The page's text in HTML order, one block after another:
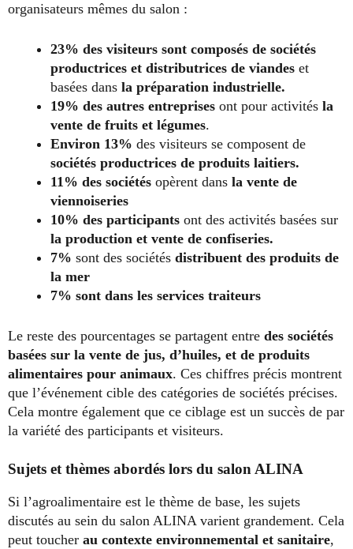
organisateurs mêmes du salon :
23% des visiteurs sont composés de sociétés
productrices et distributrices de viandes et
basées dans la préparation industrielle.
19% des autres entreprises ont pour activités la
vente de fruits et légumes.
Environ 13% des visiteurs se composent de
sociétés productrices de produits laitiers.
11% des sociétés opèrent dans la vente de
viennoiseries
10% des participants ont des activités basées sur
la production et vente de confiseries.
7% sont des sociétés distribuent des produits de
la mer
7% sont dans les services traiteurs
Le reste des pourcentages se partagent entre des sociétés
basées sur la vente de jus, d’huiles, et de produits
alimentaires pour animaux. Ces chiffres précis montrent
que l’événement cible des catégories de sociétés précises.
Cela montre également que ce ciblage est un succès de par
la variété des participants et visiteurs.
Sujets et thèmes abordés lors du salon ALINA
Si l’agroalimentaire est le thème de base, les sujets
discutés au sein du salon ALINA varient grandement. Cela
peut toucher au contexte environnemental et sanitaire,